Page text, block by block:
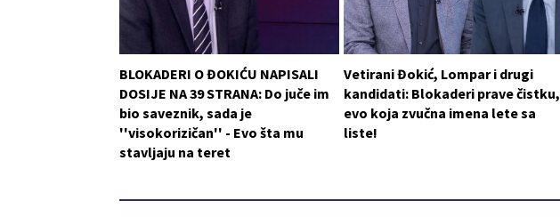
BLOKADERI O ĐOKIĆU NAPISALI
DOSIJE NA 39 STRANA: Do juče im
bio saveznik, sada je
''visokorizičan'' - Evo šta mu
stavljaju na teret
Vetirani Đokić, Lompar i drugi
kandidati: Blokaderi prave čistku,
evo koja zvučna imena lete sa
liste!